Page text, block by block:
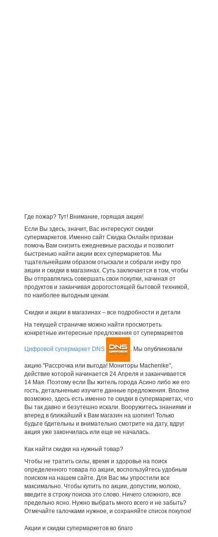
Где пожар? Тут! Внимание, горящая акция!
Если Вы здесь, значит, Вас интересуют скидки
супермаркетов. Именно сайт Скидка Онлайн призван
помочь Вам снизить ежедневные расходы и позволит
быстренько найти акции всех супермаркетов. Мы
тщательнейшим образом отыскали и собрали инфу про
акции и скидки в магазинах. Суть заключается в том, чтобы
Вы отправлялись совершать свои покупки, начиная от
продуктов и заканчивая дорогостоящей бытовой техникой,
по наиболее выгодным ценам.
Скидки и акции в магазинах – все подробности и детали
На текущей страничке можно найти просмотреть
конкретные интересные предложения от супермаркетов
Цифровой супермаркет DNS . Мы опубликовали
акцию "Рассрочка или выгода! Мониторы Machenike",
действие которой начинается 24 Апреля и заканчивается
14 Мая. Поэтому если Вы житель города Асино либо же его
гость, детальненько изучите данные предложения. Вполне
возможно, здесь есть именно те скидки в супермаркетах, что
Вы так давно и безутешно искали. Вооружитесь знаниями и
вперед в ближайший к Вам магазин на шопинг! Только
будьте бдительны и внимательно смотрите на дату, вдруг
акция уже закончилась или еще не началась.
Как найти скидки на нужный товар?
Чтобы не тратить силы, время и здоровье на поиск
определенного товара по акции, воспользуйтесь удобным
поиском на нашем сайте. Для Вас мы упростили все
максимально. Чтобы купить по акции, допустим, молоко,
введите в строку поиска это слово. Ничего сложного, все
предельно ясно. Нужно выбрать много всего и не забыть?
Отмечайте галочками нужное, и сохраняйте список покупок!
Акции и скидки супермаркетов во благо